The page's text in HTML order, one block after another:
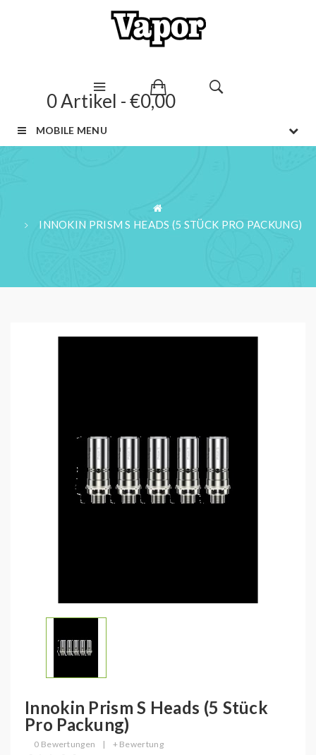
0 Artikel - €0,00
MOBILE MENU
INNOKIN PRISM S HEADS (5 STÜCK PRO PACKUNG)
Innokin Prism S Heads (5 Stück
Pro Packung)
0 Bewertungen | + Bewertung